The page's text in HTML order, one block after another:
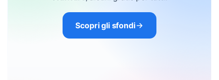
Scopri gli sfondi